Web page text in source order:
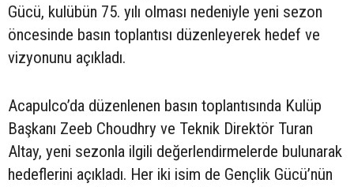
Gücü, kulübün 75. yılı olması nedeniyle yeni sezon
öncesinde basın toplantısı düzenleyerek hedef ve
vizyonunu açıkladı.
Acapulco’da düzenlenen basın toplantısında Kulüp
Başkanı Zeeb Choudhry ve Teknik Direktör Turan
Altay, yeni sezonla ilgili değerlendirmelerde bulunarak
hedeflerini açıkladı. Her iki isim de Gençlik Gücü’nün